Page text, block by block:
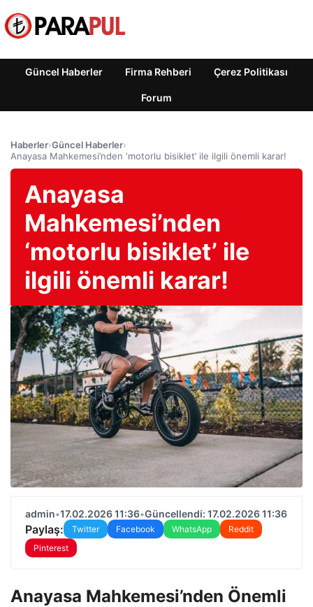
Güncel Haberler Firma Rehberi Çerez Politikası
Forum
Haberler›Güncel Haberler›
Anayasa Mahkemesi’nden ‘motorlu bisiklet’ ile ilgili önemli karar!
Anayasa
Mahkemesi’nden
‘motorlu bisiklet’ ile
ilgili önemli karar!
admin•17.02.2026 11:36•Güncellendi: 17.02.2026 11:36
Paylaş: Twitter Facebook WhatsApp
Reddit
Pinterest
Anayasa Mahkemesi’nden Önemli